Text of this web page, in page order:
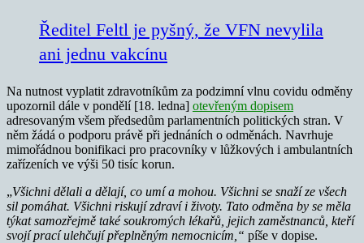
Ředitel Feltl je pyšný, že VFN nevylila
ani jednu vakcínu
Na nutnost vyplatit zdravotníkům za podzimní vlnu covidu odměny
upozornil dále v pondělí [18. ledna] otevřeným dopisem
adresovaným všem předsedům parlamentních politických stran. V
něm žádá o podporu právě při jednáních o odměnách. Navrhuje
mimořádnou bonifikaci pro pracovníky v lůžkových i ambulantních
zařízeních ve výši 50 tisíc korun.
„Všichni dělali a dělají, co umí a mohou. Všichni se snaží ze všech
sil pomáhat. Všichni riskují zdraví i životy. Tato odměna by se měla
týkat samozřejmě také soukromých lékařů, jejich zaměstnanců, kteří
svojí prací ulehčují přeplněným nemocnicím,“ píše v dopise.